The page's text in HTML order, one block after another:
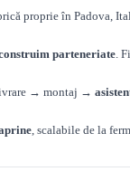
proprie în Padova,
parteneriate.
→ montaj →
, scalabile de la